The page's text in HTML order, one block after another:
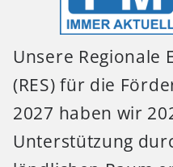
Unsere Regionale
(RES) für die
2027 haben wir
Unterstützung